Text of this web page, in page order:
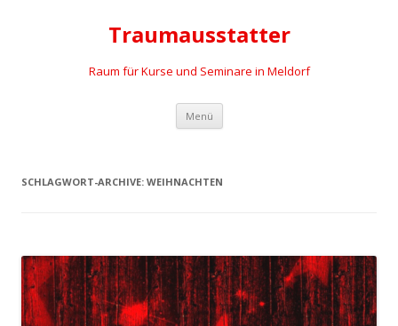
Traumausstatter
Raum für Kurse und Seminare in Meldorf
Menü Springe
Inhalt
SCHLAGWORT-ARCHIVE: WEIHNACHTEN